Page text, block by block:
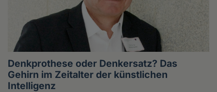
Denkprothese oder Denkersatz? Das
Gehirn im Zeitalter der künstlichen
Intelligenz